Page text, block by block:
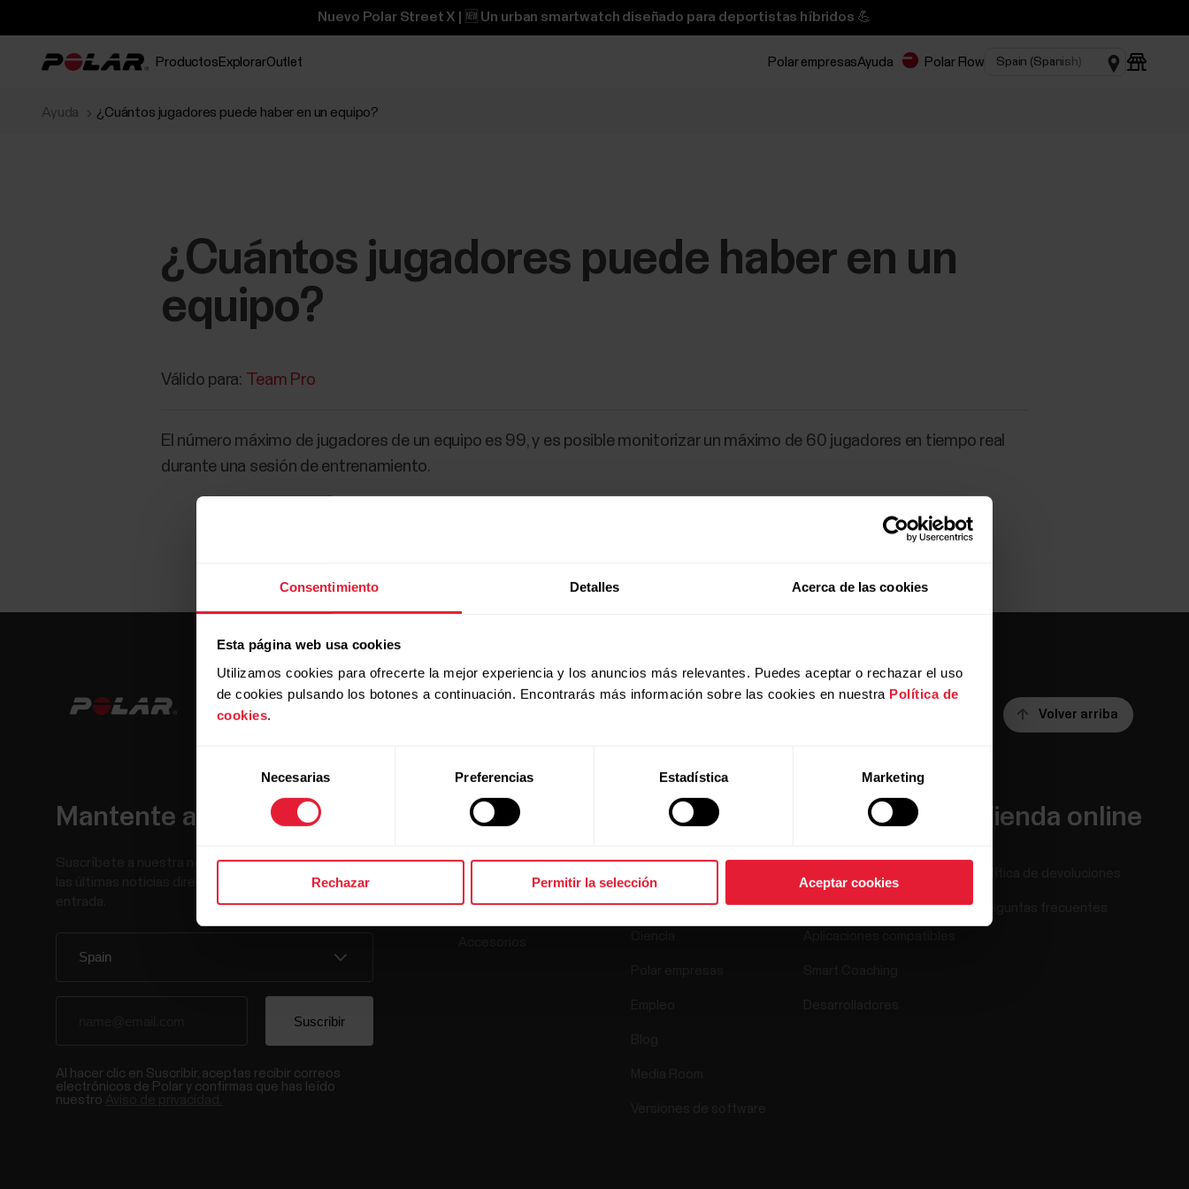
Consentimiento Detalles Acerca de las cookies
Esta página web usa cookies
Utilizamos cookies para ofrecerte la mejor experiencia y los anuncios más relevantes. Puedes aceptar o rechazar el uso
de cookies pulsando los botones a continuación. Encontrarás más información sobre las cookies en nuestra Política de
cookies.
consentimiento
Necesarias Preferencias Estadística Marketing
Rechazar Permitir la selección Aceptar cookies
Nuevo Polar Street X | 🆕 Un urban smartwatch diseñado para deportistas híbridos 💪
Productos ExplorarOutlet Polar empresasAyuda Polar Flow
Ayuda ¿Cuántos jugadores puede haber en un equipo?
¿Cuántos jugadores puede haber en un
equipo?
Válido para: Team Pro
El número máximo de jugadores de un equipo es 99, y es posible monitorizar un máximo de 60 jugadores en tiempo real
durante una sesión de entrenamiento.
Volver arriba
Mantente al día.
Suscríbete a nuestra newsletter y recibe
las últimas noticias directamente en tu bandeja de
Al hacer clic en Suscribir, aceptas recibir correos
electrónicos de Polar y confirmas que has leído
nuestro
Productos
Sensores
Acerca de
Quiénes somos
Apps y
Polar Flow
Tienda online